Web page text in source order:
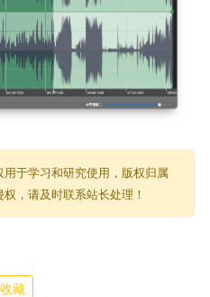
于学习和研究使用，版权归属
，请及时联系站长处理！
收藏